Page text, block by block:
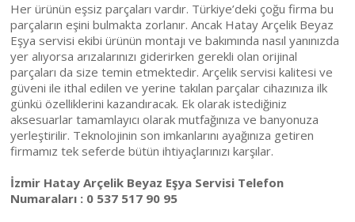
Her ürünün eşsiz parçaları vardır. Türkiye’deki çoğu firma bu
parçaların eşini bulmakta zorlanır. Ancak Hatay Arçelik Beyaz
Eşya servisi ekibi ürünün montajı ve bakımında nasıl yanınızda
yer alıyorsa arızalarınızı giderirken gerekli olan orijinal
parçaları da size temin etmektedir. Arçelik servisi kalitesi ve
güveni ile ithal edilen ve yerine takılan parçalar cihazınıza ilk
günkü özelliklerini kazandıracak. Ek olarak istediğiniz
aksesuarlar tamamlayıcı olarak mutfağınıza ve banyonuza
yerleştirilir. Teknolojinin son imkanlarını ayağınıza getiren
firmamız tek seferde bütün ihtiyaçlarınızı karşılar.
İzmir Hatay Arçelik Beyaz Eşya Servisi Telefon
Numaraları : 0 537 517 90 95